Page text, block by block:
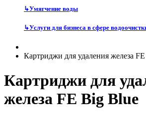
↳Умягчение воды
↳Услуги для бизнеса в сфере
Картриджи для удаления железа
Картриджи для
железа FE Big Blue